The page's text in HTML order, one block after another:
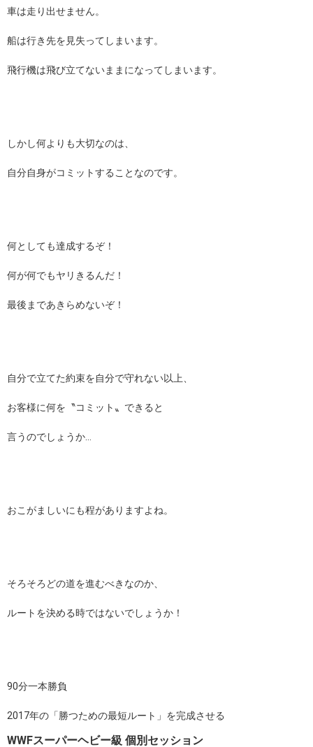
車は走り出せません。
船は行き先を見失ってしまいます。
飛行機は飛び立てないままになってしまいます。
しかし何よりも大切なのは、
自分自身がコミットすることなのです。
何としても達成するぞ！
何が何でもヤリきるんだ！
最後まであきらめないぞ！
自分で立てた約束を自分で守れない以上、
お客様に何を〝コミット〟できると
言うのでしょうか…
おこがましいにも程がありますよね。
そろそろどの道を進むべきなのか、
ルートを決める時ではないでしょうか！
90分一本勝負
2017年の「勝つための最短ルート」を完成させる
WWFスーパーヘビー級 個別セッション